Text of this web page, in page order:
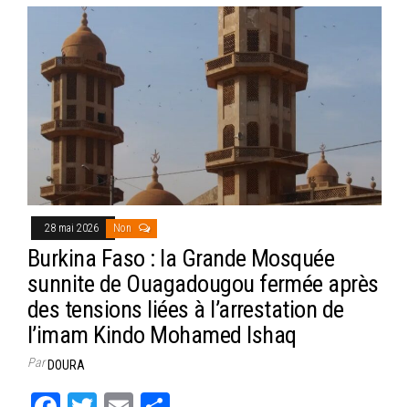
28 mai 2026 Non
Burkina Faso : la Grande Mosquée
sunnite de Ouagadougou fermée après
des tensions liées à l’arrestation de
l’imam Kindo Mohamed Ishaq
ParDOURA